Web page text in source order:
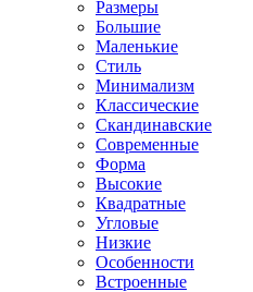
Размеры
Большие
Маленькие
Стиль
Минимализм
Классические
Скандинавские
Современные
Форма
Высокие
Квадратные
Угловые
Низкие
Особенности
Встроенные